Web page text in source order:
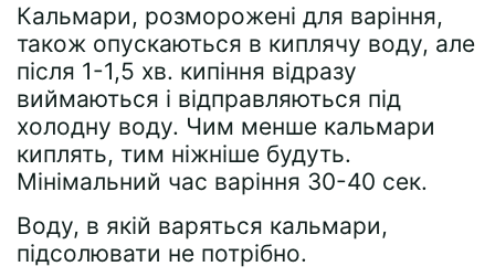
Кальмари, розморожені для варіння,
також опускаються в киплячу воду, але
після 1-1,5 хв. кипіння відразу
виймаються і відправляються під
холодну воду. Чим менше кальмари
киплять, тим ніжніше будуть.
Мінімальний час варіння 30-40 сек.
Воду, в якій варяться кальмари,
підсолювати не потрібно.